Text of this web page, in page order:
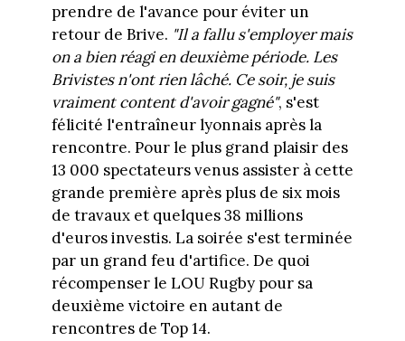
prendre de l'avance pour éviter un
retour de Brive. "Il a fallu s'employer mais
on a bien réagi en deuxième période. Les
Brivistes n'ont rien lâché. Ce soir, je suis
vraiment content d'avoir gagné", s'est
félicité l'entraîneur lyonnais après la
rencontre. Pour le plus grand plaisir des
13 000 spectateurs venus assister à cette
grande première après plus de six mois
de travaux et quelques 38 millions
d'euros investis. La soirée s'est terminée
par un grand feu d'artifice. De quoi
récompenser le LOU Rugby pour sa
deuxième victoire en autant de
rencontres de Top 14.